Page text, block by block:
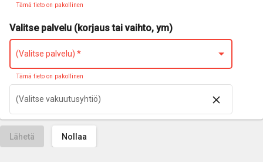
Tämä tieto on pakollinen
Valitse palvelu (korjaus tai vaihto, ym)
(Valitse palvelu) *
Tämä tieto on pakollinen
(Valitse vakuutusyhtiö) close
Suosittelemme vahinkokuvan lisäämistä
Lähetä Nollaa